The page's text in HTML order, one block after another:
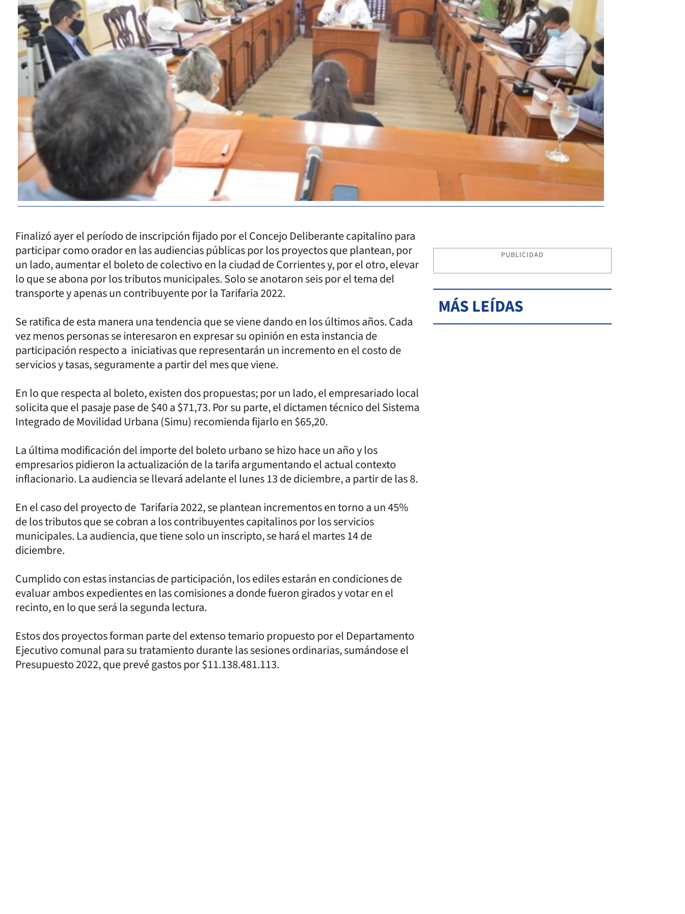
Finalizó ayer el período de inscripción fijado por el Concejo Deliberante capitalino para
participar como orador en las audiencias públicas por los proyectos que plantean, por
un lado, aumentar el boleto de colectivo en la ciudad de Corrientes y, por el otro, elevar
lo que se abona por los tributos municipales. Solo se anotaron seis por el tema del
transporte y apenas un contribuyente por la Tarifaria 2022.
Se ratifica de esta manera una tendencia que se viene dando en los últimos años. Cada
vez menos personas se interesaron en expresar su opinión en esta instancia de
participación respecto a iniciativas que representarán un incremento en el costo de
servicios y tasas, seguramente a partir del mes que viene.
En lo que respecta al boleto, existen dos propuestas; por un lado, el empresariado local
solicita que el pasaje pase de $40 a $71,73. Por su parte, el dictamen técnico del Sistema
Integrado de Movilidad Urbana (Simu) recomienda fijarlo en $65,20.
La última modificación del importe del boleto urbano se hizo hace un año y los
empresarios pidieron la actualización de la tarifa argumentando el actual contexto
inflacionario. La audiencia se llevará adelante el lunes 13 de diciembre, a partir de las 8.
En el caso del proyecto de Tarifaria 2022, se plantean incrementos en torno a un 45%
de los tributos que se cobran a los contribuyentes capitalinos por los servicios
municipales. La audiencia, que tiene solo un inscripto, se hará el martes 14 de
diciembre.
Cumplido con estas instancias de participación, los ediles estarán en condiciones de
evaluar ambos expedientes en las comisiones a donde fueron girados y votar en el
recinto, en lo que será la segunda lectura.
Estos dos proyectos forman parte del extenso temario propuesto por el Departamento
Ejecutivo comunal para su tratamiento durante las sesiones ordinarias, sumándose el
Presupuesto 2022, que prevé gastos por $11.138.481.113.
PUBLICIDAD
MÁS LEÍDAS